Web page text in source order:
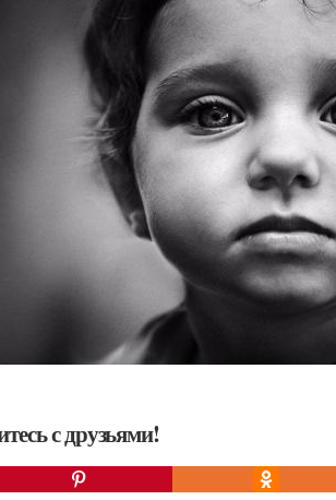
с друзьями!